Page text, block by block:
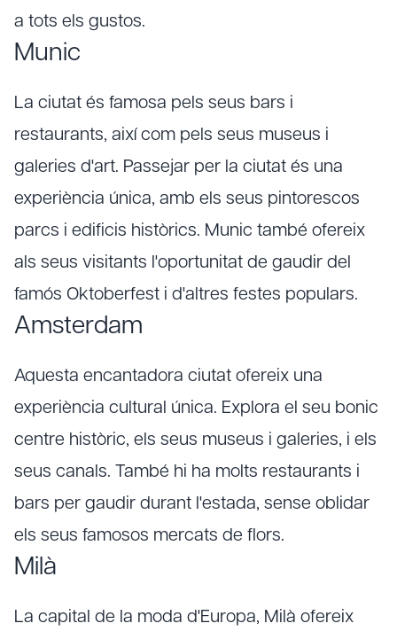
a tots els gustos.
Munic
La ciutat és famosa pels seus bars i
restaurants, així com pels seus museus i
galeries d'art. Passejar per la ciutat és una
experiència única, amb els seus pintorescos
parcs i edificis històrics. Munic també ofereix
als seus visitants l'oportunitat de gaudir del
famós Oktoberfest i d'altres festes populars.
Amsterdam
Aquesta encantadora ciutat ofereix una
experiència cultural única. Explora el seu bonic
centre històric, els seus museus i galeries, i els
seus canals. També hi ha molts restaurants i
bars per gaudir durant l'estada, sense oblidar
els seus famosos mercats de flors.
Milà
La capital de la moda d'Europa, Milà ofereix